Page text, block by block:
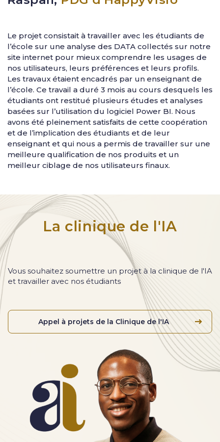
Le projet consistait à travailler avec les étudiants de
l’école sur une analyse des DATA collectés sur notre
site internet pour mieux comprendre les usages de
nos utilisateurs, leurs préférences et leurs profils.
Les travaux étaient encadrés par un enseignant de
l’école. Ce travail a duré 3 mois au cours desquels les
étudiants ont restitué plusieurs études et analyses
basées sur l’utilisation du logiciel Power BI. Nous
avons été pleinement satisfaits de cette coopération
et de l’implication des étudiants et de leur
enseignant et qui nous a permis de travailler sur une
meilleure qualification de nos produits et un
meilleur ciblage de nos utilisateurs finaux.
La clinique de l'IA
Vous souhaitez soumettre un projet à la clinique de l'IA
et travailler avec nos étudiants
Appel à projets de la Clinique de l'IA